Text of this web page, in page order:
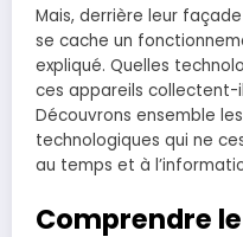
Mais, derrière leur
se cache un
expliqué. Quelles
ces appareils
Découvrons ensemble
technologiques qui ne
au temps et à
Comprendre